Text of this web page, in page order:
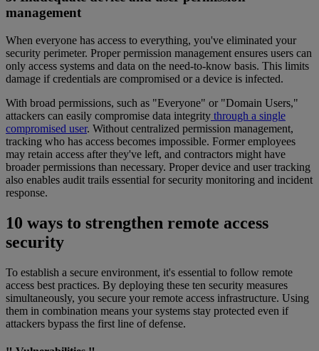
management
When everyone has access to everything, you've eliminated your
security perimeter. Proper permission management ensures users can
only access systems and data on the need-to-know basis. This limits
damage if credentials are compromised or a device is infected.
With broad permissions, such as "Everyone" or "Domain Users,"
attackers can easily compromise data integrity through a single
compromised user. Without centralized permission management,
tracking who has access becomes impossible. Former employees
may retain access after they've left, and contractors might have
broader permissions than necessary. Proper device and user tracking
also enables audit trails essential for security monitoring and incident
response.
10 ways to strengthen remote access
security
To establish a secure environment, it's essential to follow remote
access best practices. By deploying these ten security measures
simultaneously, you secure your remote access infrastructure. Using
them in combination means your systems stay protected even if
attackers bypass the first line of defense.